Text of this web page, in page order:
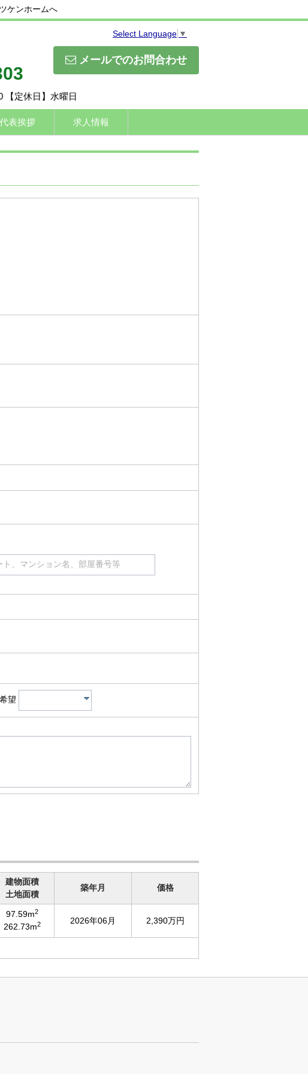
ケンホームへ
Select Language ▼
メールでのお問合わせ
【定休日】水曜日
代表挨拶 求人情報
ト、マンション名、部屋番号等
望
建物面積
土地面積
築年月 価格
97.59m2
262.73m2 2026年06月 2,390万円